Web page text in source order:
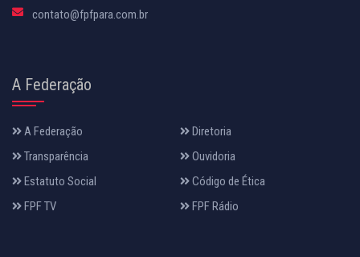
contato@fpfpara.com.br
A Federação
A Federação
Diretoria
Transparência
Ouvidoria
Estatuto Social
Código de Ética
FPF TV
FPF Rádio